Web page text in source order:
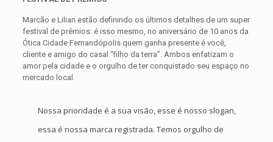
Marcão e Lilian estão definindo os últimos detalhes de um super
festival de prêmios: é isso mesmo, no aniversário de 10 anos da
Ótica Cidade Fernandópolis quem ganha presente é você,
cliente e amigo do casal “filho da terra”. Ambos enfatizam o
amor pela cidade e o orgulho de ter conquistado seu espaço no
mercado local.
Nossa prioridade é a sua visão, esse é nosso slogan,
essa é nossa marca registrada. Temos orgulho de